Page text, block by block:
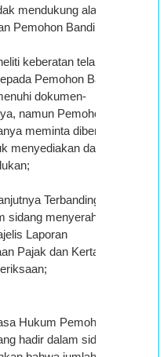
mendukung alasan
Pemohon Banding;
keberatan telah
Pemohon Banding
dokumen-
namun Pemohon
meminta diberikan
menyediakan data-data
Terbanding yang
sidang menyerahkan
Laporan
Pajak dan Kertas
Hukum Pemohon
hadir dalam sidang